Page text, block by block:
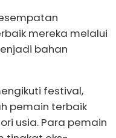
mereka melalui
bahan
festival,
pemain terbaik
usia. Para pemain